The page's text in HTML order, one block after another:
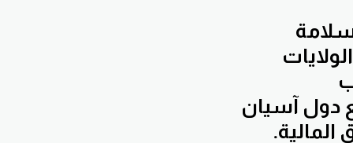
دول آسيان
المالية.